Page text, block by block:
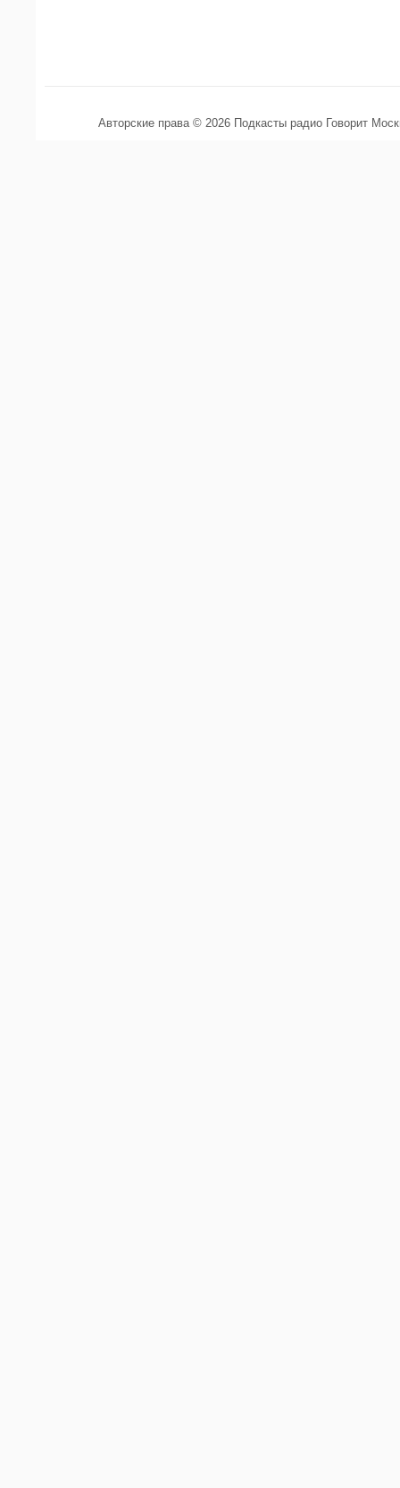
Авторские права © 2026 Подкасты радио Говорит